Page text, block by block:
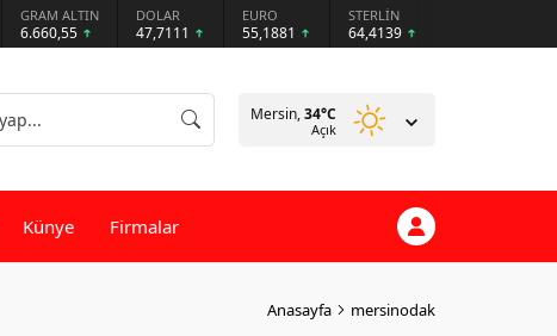
GRAM ALTIN
6.660,55
DOLAR
47,7111
EURO
55,1881
STERLİN
64,4139
Mersin,34°C
Açık
Künye Firmalar
Anasayfa mersinodak